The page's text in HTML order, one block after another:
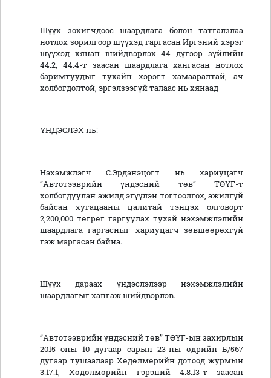
Шүүх зохигчдоос шаардлага болон татгалзлаа
нотлох зорилгоор шүүхэд гаргасан Иргэний хэрэг
шүүхэд хянан шийдвэрлэх 44 дүгээр зүйлийн
44.2, 44.4-т заасан шаардлага хангасан нотлох
баримтуудыг тухайн хэрэгт хамааралтай, ач
холбогдолтой, эргэлзээгүй талаас нь хянаад
ҮНДЭСЛЭХ нь:
Нэхэмжлэгч С.Эрдэнэцогт нь хариуцагч
“Автотээврийн үндэсний төв” ТӨҮГ-т
холбогдуулан ажилд эгүүлэн тогтоолгох, ажилгүй
байсан хугацааны цалитай тэнцэх олговорт
2,200,000 төгрөг гаргуулах тухай нэхэмжлэлийн
шаардлага гаргасныг хариуцагч зөвшөөрөхгүй
гэж маргасан байна.
Шүүх дараах үндэслэлээр нэхэмжлэлийн
шаардлагыг хангаж шийдвэрлэв.
“Автотээврийн үндэсний төв” ТӨҮГ-ын захирлын
2015 оны 10 дугаар сарын 23-ны өдрийн Б/567
дугаар тушаалаар Хөдөлмөрийн дотоод журмын
3.17.1, Хөдөлмөрийн гэрэний 4.8.13-т заасан